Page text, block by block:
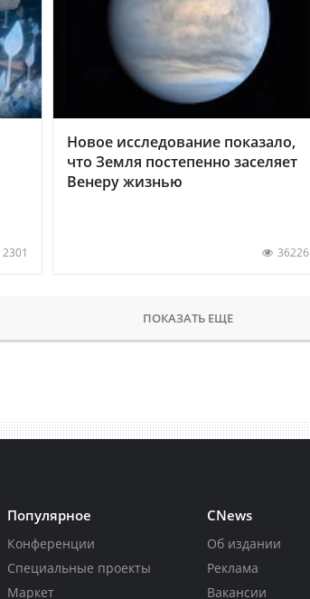
2301
Новое исследование показало,
что Земля постепенно заселяет
Венеру жизнью
36226
ПОКАЗАТЬ ЕЩЕ
Популярное
Конференции
Специальные проекты
Маркет
CNews
Об издании
Реклама
Вакансии